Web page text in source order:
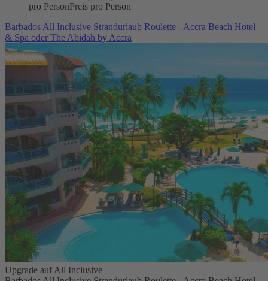
pro PersonPreis pro Person
Barbados All Inclusive Strandurlaub Roulette - Accra Beach Hotel
& Spa oder The Abidah by Accra
Upgrade auf All Inclusive